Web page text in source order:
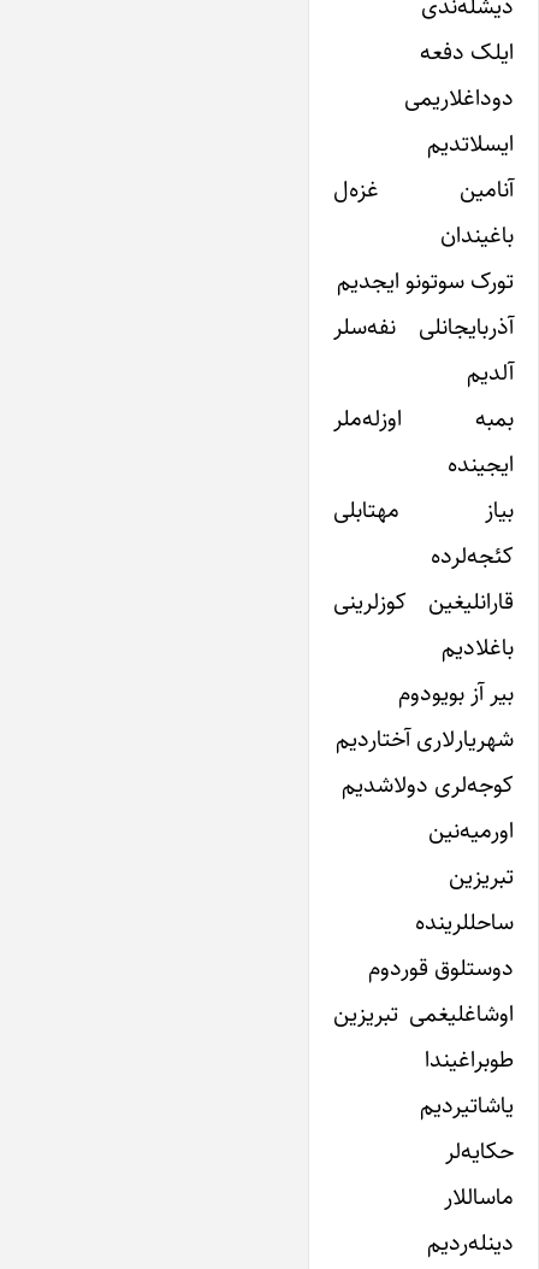
ایلک دفعه
دوداغلاریمى
ایسلاتدیم
آنامین غزه‌ل
باغیندان
تورک سوتونو ایجدیم
آذربایجانلى نفه‌سلر
آلدیم
بمبه اوزله‌ملر
ایجینده
بیاز مهتابلى
کئجه‌لرده
قارانلیغین کوزلرینى
باغلادیم
بیر آز بویودوم
شهریارلارى آختاردیم
کوجه‌لرى دولاشدیم
اورمیه‌نین
تبریزین
ساحللرینده
دوستلوق قوردوم
اوشاغلیغمى تبریزین
طوبراغیندا
یاشاتیردیم
حکایه‌لر
ماساللار
دینله‌ردیم